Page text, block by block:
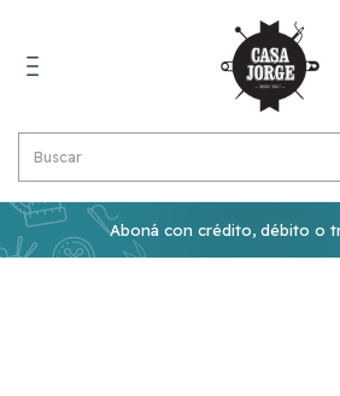
Aboná con crédito, débito o